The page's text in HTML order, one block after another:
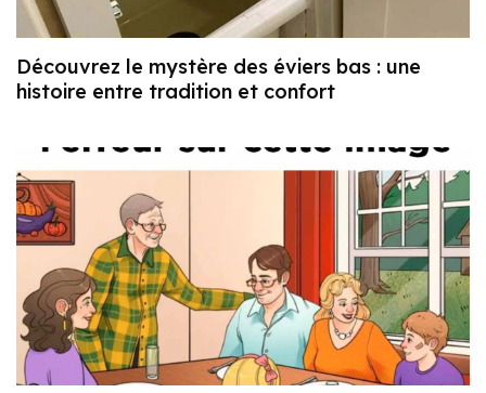
Découvrez le mystère des éviers bas : une
histoire entre tradition et confort